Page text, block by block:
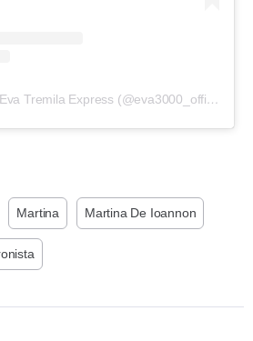
Un post condiviso da Eva Tremila Express (@eva3000_official)
Martina Martina De Ioannon